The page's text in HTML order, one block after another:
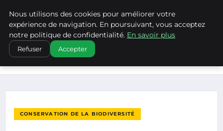
CLIMATECHANGENEBRASKA
ACCUEIL
CONSERVATION DE LA BIODIVERSITÉ
L’OBLIGATION RÉELLE ENVIRONNEMENTALE (ORE) : UN
CONSERVATION DE LA BIODIVERSITÉ
Nous utilisons des cookies pour améliorer votre
expérience de navigation. En poursuivant, vous acceptez
notre politique de confidentialité. En savoir plus
Refuser Accepter